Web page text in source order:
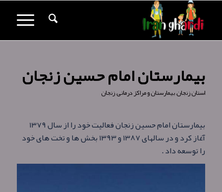
بیمارستان امام حسین زنجان
استان زنجان,بیمارستان و مراکز درمانی,زنجان
بیمارستان امام حسین زنجان فعالیت خود را از سال ۱۳۷۹
آغاز کرد و در سالهای ۱۳۸۷ و ۱۳۹۳ بخش ها و تخت های خود
را توسعه داد .